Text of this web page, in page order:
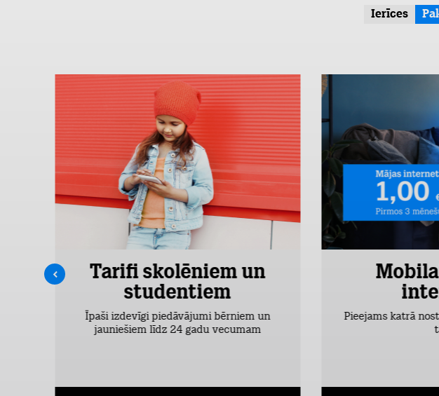
Ierīces
Tarifi skolēniem un
studentiem
Īpaši izdevīgi piedāvājumi bērniem un
jauniešiem līdz 24 gadu vecumam
Pieejams katrā